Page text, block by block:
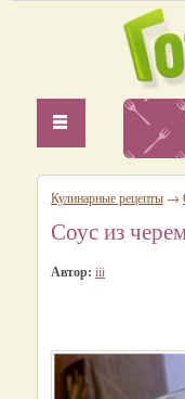
Кулинарные рецепты →
Соус из
Автор: iii